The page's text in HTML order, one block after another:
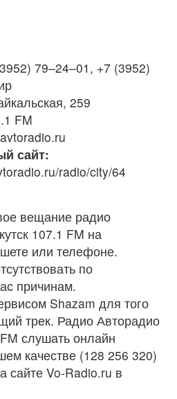
79–24–01, +7 (3952)
259
FM
сайт:
radio/city/64
вещание радио
107.1 FM на
или телефоне.
по
причинам.
Shazam для того
трек. Радио Авторадио
слушать онлайн
качестве (128 256 320)
сайте Vo-Radio.ru в